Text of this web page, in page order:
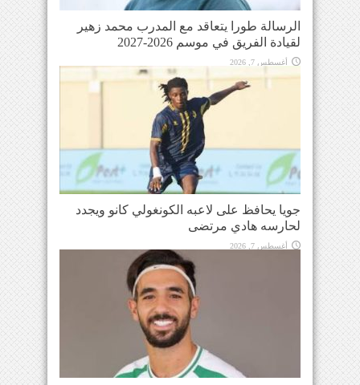
الرسالة طورا يتعاقد مع المدرب محمد زهير
لقيادة الفريق في موسم 2026-2027
أغسطس 7, 2026
جويا يحافظ على لاعبه الكونغولي كانو ويجدد
لحارسه هادي مرتضى
أغسطس 7, 2026